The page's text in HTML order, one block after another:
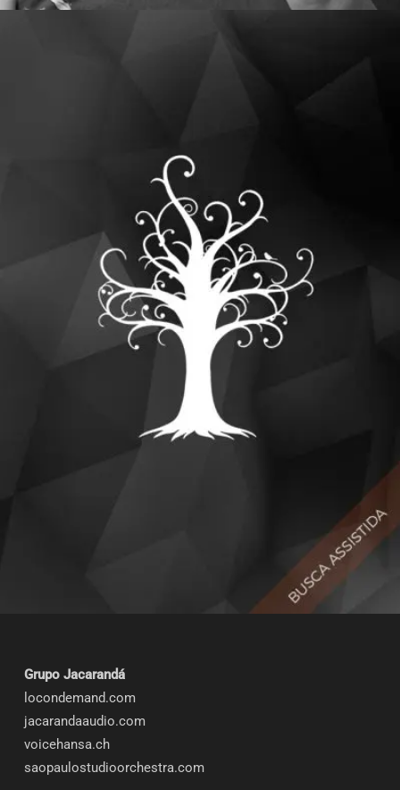
Grupo Jacarandá
locondemand.com
jacarandaaudio.com
voicehansa.ch
saopaulostudioorchestra.com